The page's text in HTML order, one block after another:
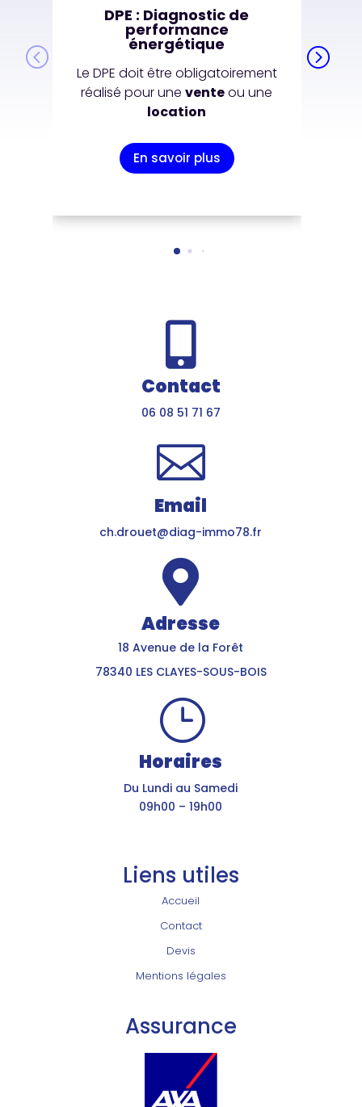
DPE : Diagnostic de
performance
énergétique
Le DPE doit être obligatoirement
réalisé pour uneventeou une
location
En savoir plus

Contact
06 08 51 71 67

Email
ch.drouet@diag-immo78.fr

Adresse
18 Avenue de la Forêt
78340 LES CLAYES-SOUS-BOIS
}
Horaires
Du Lundi au Samedi
09h00 – 19h00
Liens utiles
Accueil
Contact
Devis
Mentions légales
Assurance